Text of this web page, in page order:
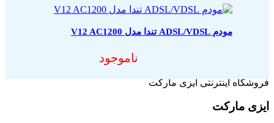
مودم ADSL/VDSL تندا مدل V12 AC1200
ناموجود
فروشگاه اینترنتی ایزی مارکت
ایزی مارکت